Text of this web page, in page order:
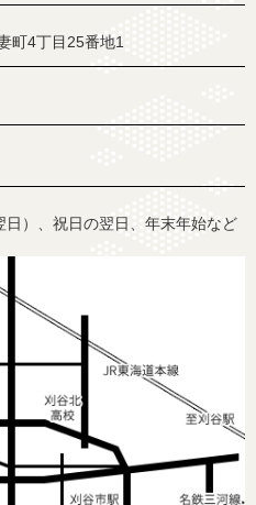
町4丁目25番地1
日）、祝日の翌日、年末年始など